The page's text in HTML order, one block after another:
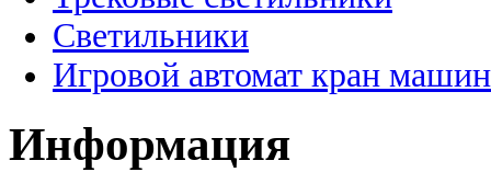
Светильники
Игровой автомат кран
Информация